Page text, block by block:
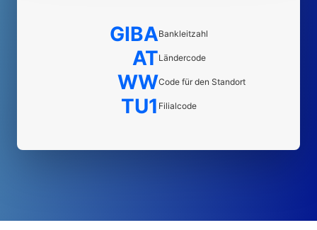
GIBABankleitzahl
ATLändercode
WWCode für den Standort
TU1 Filialcode